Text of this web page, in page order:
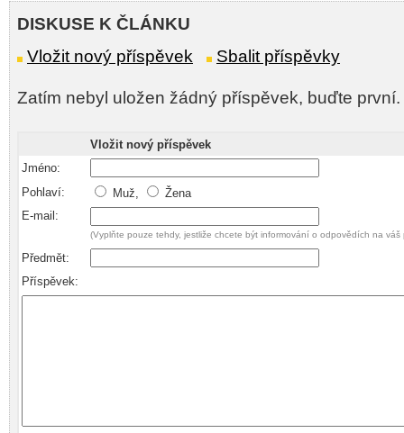
DISKUSE K ČLÁNKU
Vložit nový příspěvek
Sbalit příspěvky
Zatím nebyl uložen žádný příspěvek, buďte první.
Vložit nový příspěvek
Jméno:
Pohlaví:
Muž,
Žena
E-mail:
(Vyplňte pouze tehdy, jestliže chcete být informování o odpovědích na váš
Předmět:
Příspěvek: